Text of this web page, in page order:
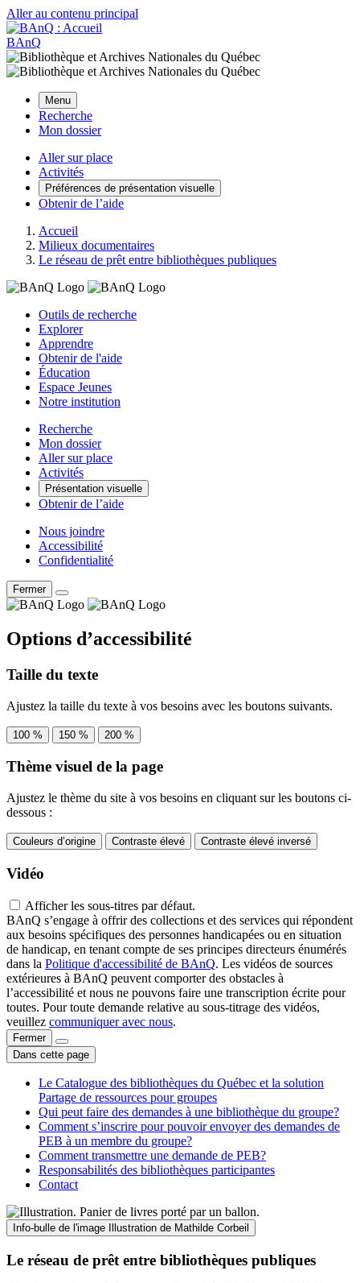
Aller au contenu principal
BAnQ
Menu
Recherche
Mon dossier
Aller sur place
Activités
Préférences de présentation visuelle
Obtenir de l’aide
Accueil
Milieux documentaires
Le réseau de prêt entre bibliothèques publiques
Outils de recherche
Explorer
Apprendre
Obtenir de l'aide
Éducation
Espace Jeunes
Notre institution
Recherche
Mon dossier
Aller sur place
Activités
Présentation visuelle
Obtenir de l’aide
Nous joindre
Accessibilité
Confidentialité
Fermer
Options d’accessibilité
Taille du texte
Ajustez la taille du texte à vos besoins avec les boutons suivants.
100 % 150 % 200 %
Thème visuel de la page
Ajustez le thème du site à vos besoins en cliquant sur les boutons ci-
dessous :
Couleurs d’origine Contraste élevé Contraste élevé inversé
Vidéo
Afficher les sous-titres par défaut.
BAnQ s’engage à offrir des collections et des services qui répondent
aux besoins spécifiques des personnes handicapées ou en situation
de handicap, en tenant compte de ses principes directeurs énumérés
dans la Politique d'accessibilité de BAnQ. Les vidéos de sources
extérieures à BAnQ peuvent comporter des obstacles à
l’accessibilité et nous ne pouvons faire une transcription écrite pour
toutes. Pour toute demande relative au sous-titrage des vidéos,
veuillez communiquer avec nous.
Fermer
Dans cette page
Le Catalogue des bibliothèques du Québec et la solution
Partage de ressources pour groupes
Qui peut faire des demandes à une bibliothèque du groupe?
Comment s’inscrire pour pouvoir envoyer des demandes de
PEB à un membre du groupe?
Comment transmettre une demande de PEB?
Responsabilités des bibliothèques participantes
Contact
Info-bulle de l'image Illustration de Mathilde Corbeil
Le réseau de prêt entre bibliothèques publiques